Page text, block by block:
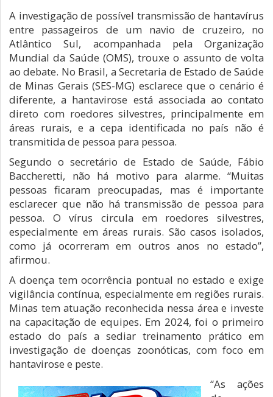
A investigação de possível transmissão de hantavírus
entre passageiros de um navio de cruzeiro, no
Atlântico Sul, acompanhada pela Organização
Mundial da Saúde (OMS), trouxe o assunto de volta
ao debate. No Brasil, a Secretaria de Estado de Saúde
de Minas Gerais (SES-MG) esclarece que o cenário é
diferente, a hantavirose está associada ao contato
direto com roedores silvestres, principalmente em
áreas rurais, e a cepa identificada no país não é
transmitida de pessoa para pessoa.
Segundo o secretário de Estado de Saúde, Fábio
Baccheretti, não há motivo para alarme. “Muitas
pessoas ficaram preocupadas, mas é importante
esclarecer que não há transmissão de pessoa para
pessoa. O vírus circula em roedores silvestres,
especialmente em áreas rurais. São casos isolados,
como já ocorreram em outros anos no estado”,
afirmou.
A doença tem ocorrência pontual no estado e exige
vigilância contínua, especialmente em regiões rurais.
Minas tem atuação reconhecida nessa área e investe
na capacitação de equipes. Em 2024, foi o primeiro
estado do país a sediar treinamento prático em
investigação de doenças zoonóticas, com foco em
hantavirose e peste.
“As ações